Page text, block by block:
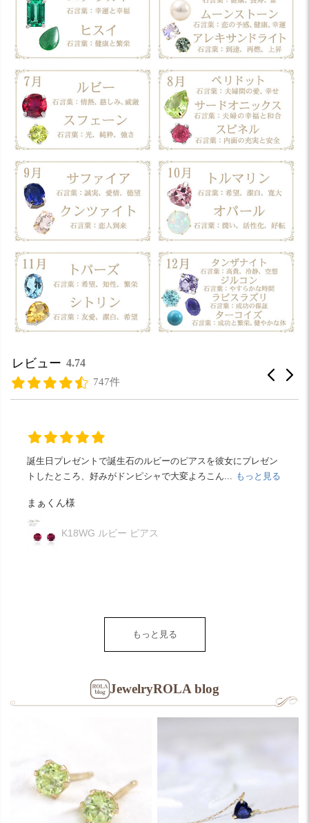
レビュー 4.74
747件
スを彼女にプレゼン
ろこん... もっと見る
気に入っていたのに
片方無くしてしまいました。
たっちゃん様
もっと見る
JewelryROLA blog